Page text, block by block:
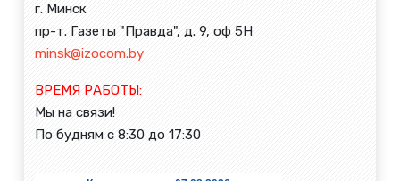
г. Минск
пр-т. Газеты "Правда", д. 9, оф 5Н
minsk@izocom.by
ВРЕМЯ РАБОТЫ:
Мы на связи!
По будням с 8:30 до 17:30